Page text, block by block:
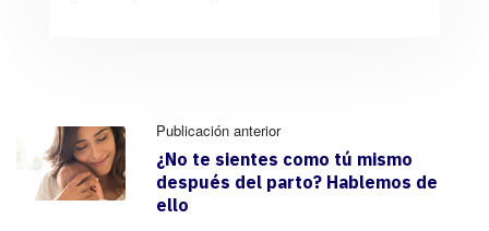
Publicación anterior
¿No te sientes como tú mismo
después del parto? Hablemos de
ello